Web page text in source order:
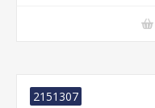
2151307